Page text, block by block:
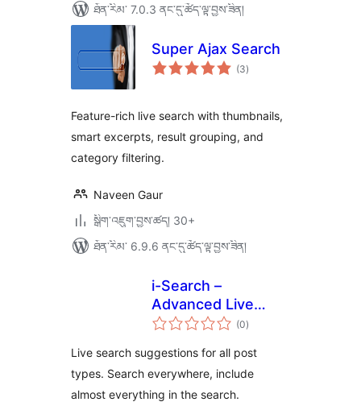
ཐོན་རིམ་ 7.0.3 ནང་དུ་ཚོད་ལྟ་བྱས་ཟིན།
Super Ajax Search
(3གདེང་
འཇོག་
)
Feature-rich live search with thumbnails,
smart excerpts, result grouping, and
category filtering.
Naveen Gaur
སྒྲིག་འཇུག་བྱས་ཚད། 30+
ཐོན་རིམ་ 6.9.6 ནང་དུ་ཚོད་ལྟ་བྱས་ཟིན།
i-Search –
Advanced Live
Search
(0གདེང་
འཇོག་
ཚང་།
)
Live search suggestions for all post
types. Search everywhere, include
almost everything in the search.